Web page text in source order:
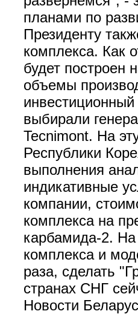
планами по
Президенту
комплекса. Как
будет построен
объемы
инвестиционный
выбирали
Tecnimont. На
Республики
выполнения
индикативные
компании,
комплекса на
карбамида-2. На
комплекса и
раза, сделать
странах СНГ
Новости